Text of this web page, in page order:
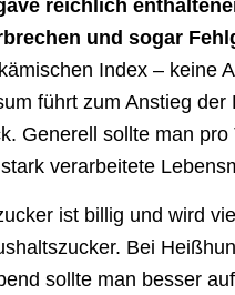
reichlich
und sogar
Index – keine
führt zum Anstieg
Generell sollte man
verarbeitete
ist billig und wird
Bei
sollte man besser